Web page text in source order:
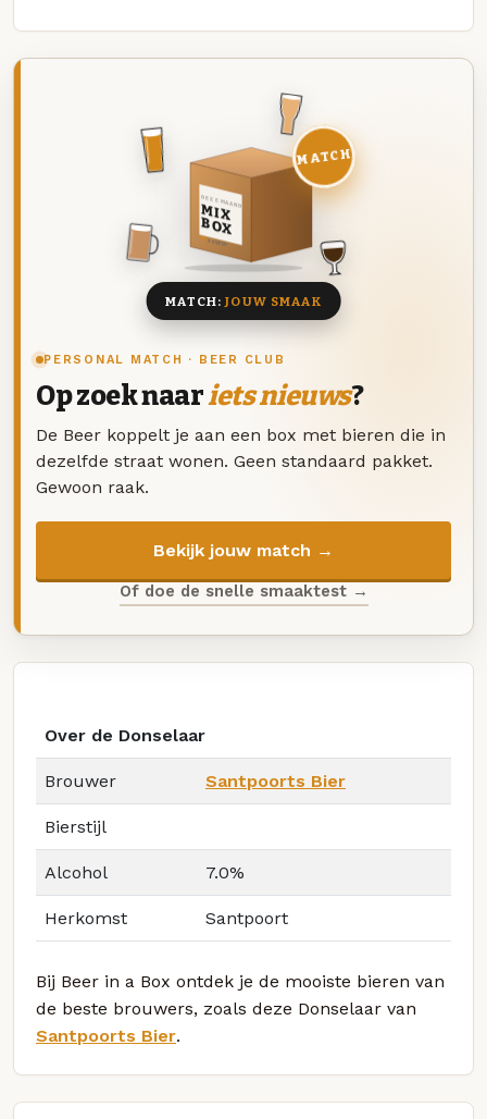
PERSONAL MATCH · BEER CLUB
Op zoek naariets nieuws?
De Beer koppelt je aan een box met bieren die in
dezelfde straat wonen. Geen standaard pakket.
Gewoon raak.
Bekijk jouw match →
Of doe de snelle smaaktest →
DEZE MAAND
MIX
BOX
8 BIEREN
MATCH
MATCH:JOUW SMAAK
Over de Donselaar
Brouwer Santpoorts Bier
Bierstijl
Alcohol 7.0%
Herkomst Santpoort
Bij Beer in a Box ontdek je de mooiste bieren van
de beste brouwers, zoals deze Donselaar van
Santpoorts Bier.